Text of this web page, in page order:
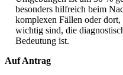
besonders hilfreich beim
komplexen Fällen oder
wichtig sind, die
Bedeutung ist.
Auf Antrag